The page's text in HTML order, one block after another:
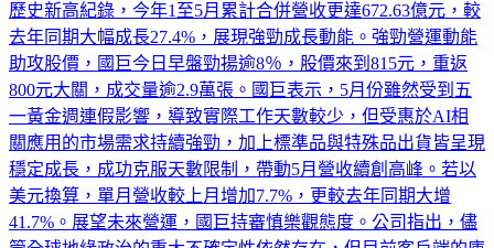
歷史新高紀錄，今年1至5月累計合併營收更達672.63億元，較
去年同期大幅成長27.4%，展現強勁成長動能。強勁營運動能
助攻股價，國巨今日早盤勁揚逾8％，股價來到815元，重返
800元大關，成交量逾2.9萬張。國巨表示，5月份雖然受到五
一黃金週連假影響，導致實際工作天數較少，但受惠於AI相
關應用的市場需求持續強勁，加上標準品與特殊品出貨皆呈現
穩定成長，成功克服天數限制，帶動5月營收續創高峰。若以
美元換算，單月營收較上月增加7.7%，更較去年同期大增
41.7%。展望未來營運，國巨持審慎樂觀態度。公司指出，儘